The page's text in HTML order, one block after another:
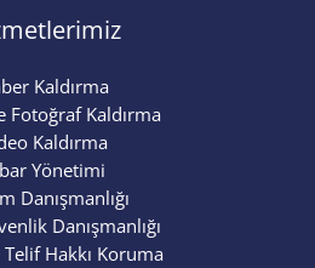
Kaldırma
Fotoğraf Kaldırma
Kaldırma
Yönetimi
Danışmanlığı
Danışmanlığı
Hakkı Koruma